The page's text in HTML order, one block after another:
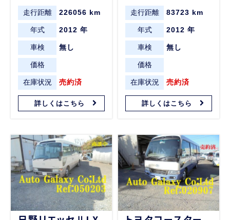
走行距離 226056 km
年式 2012 年
車検 無し
価格
在庫状況 売約済
詳しくはこちら
走行距離 83723 km
年式 2012 年
車検 無し
価格
在庫状況 売約済
詳しくはこちら